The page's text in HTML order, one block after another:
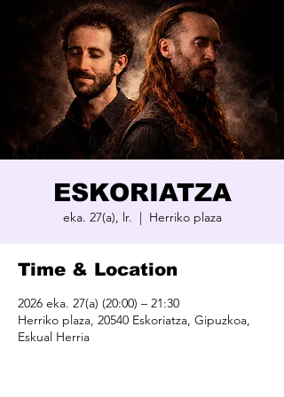
ESKORIATZA
eka. 27(a), lr.
  |
Herriko plaza
Time & Location
2026 eka. 27(a) (20:00) – 21:30
Herriko plaza, 20540 Eskoriatza, Gipuzkoa,
Eskual Herria